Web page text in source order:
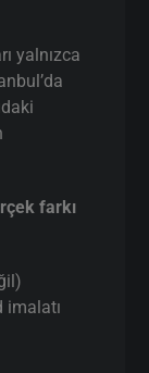
yalnızca
farkı
imalatı